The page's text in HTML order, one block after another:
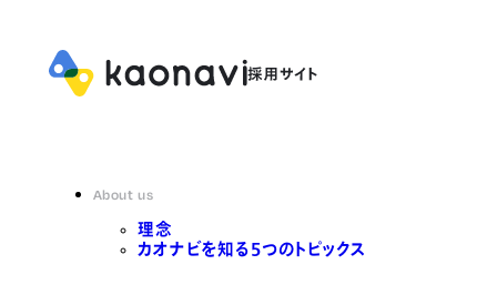
About us
理念
カオナビを知る5つのトピックス